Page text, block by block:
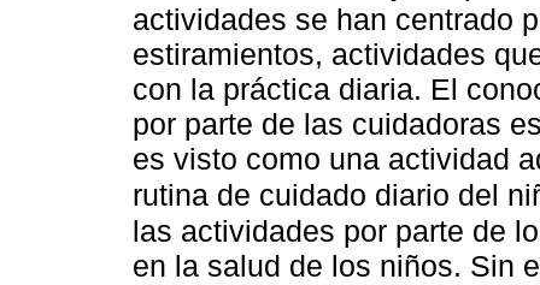
actividades se han centrado
estiramientos, actividades
con la práctica diaria. El
por parte de las cuidadoras
es visto como una actividad
rutina de cuidado diario del
las actividades por parte de
en la salud de los niños. Sin